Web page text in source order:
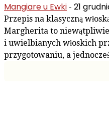
Mangiare u Ewki - 21
Przepis na klasyczną
Margherita to
i uwielbianych włoskich
przygotowaniu, a